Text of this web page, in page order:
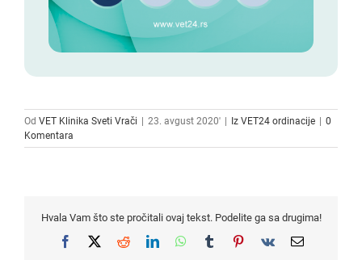
Od VET Klinika Sveti Vrači | 23. avgust 2020' | Iz VET24 ordinacije | 0
Komentara
Hvala Vam što ste pročitali ovaj tekst. Podelite ga sa drugima!
Facebook
X RedditLinkedInWhatsApp
TumblrPinterest
Vk Email